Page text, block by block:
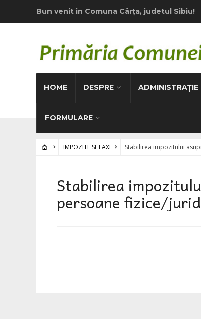
Bun venit in Comuna Cârţa, judetul Sibiu!
HOME DESPRE ADMINISTRAȚIE
FORMULARE
IMPOZITE SI TAXE Stabilirea impozitului
Stabilirea
persoane fizice/